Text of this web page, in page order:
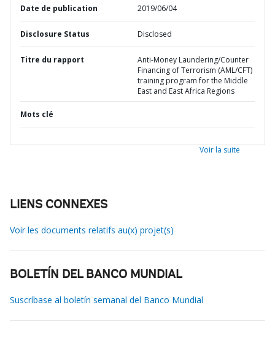
Date de publication 2019/06/04
Disclosure Status Disclosed
Titre du rapport
Anti-Money Laundering/Counter
Financing of Terrorism (AML/CFT)
training program for the Middle
East and East Africa Regions
Mots clé
Voir la suite
LIENS CONNEXES
Voir les documents relatifs au(x) projet(s)
BOLETÍN DEL BANCO MUNDIAL
Suscríbase al boletín semanal del Banco Mundial